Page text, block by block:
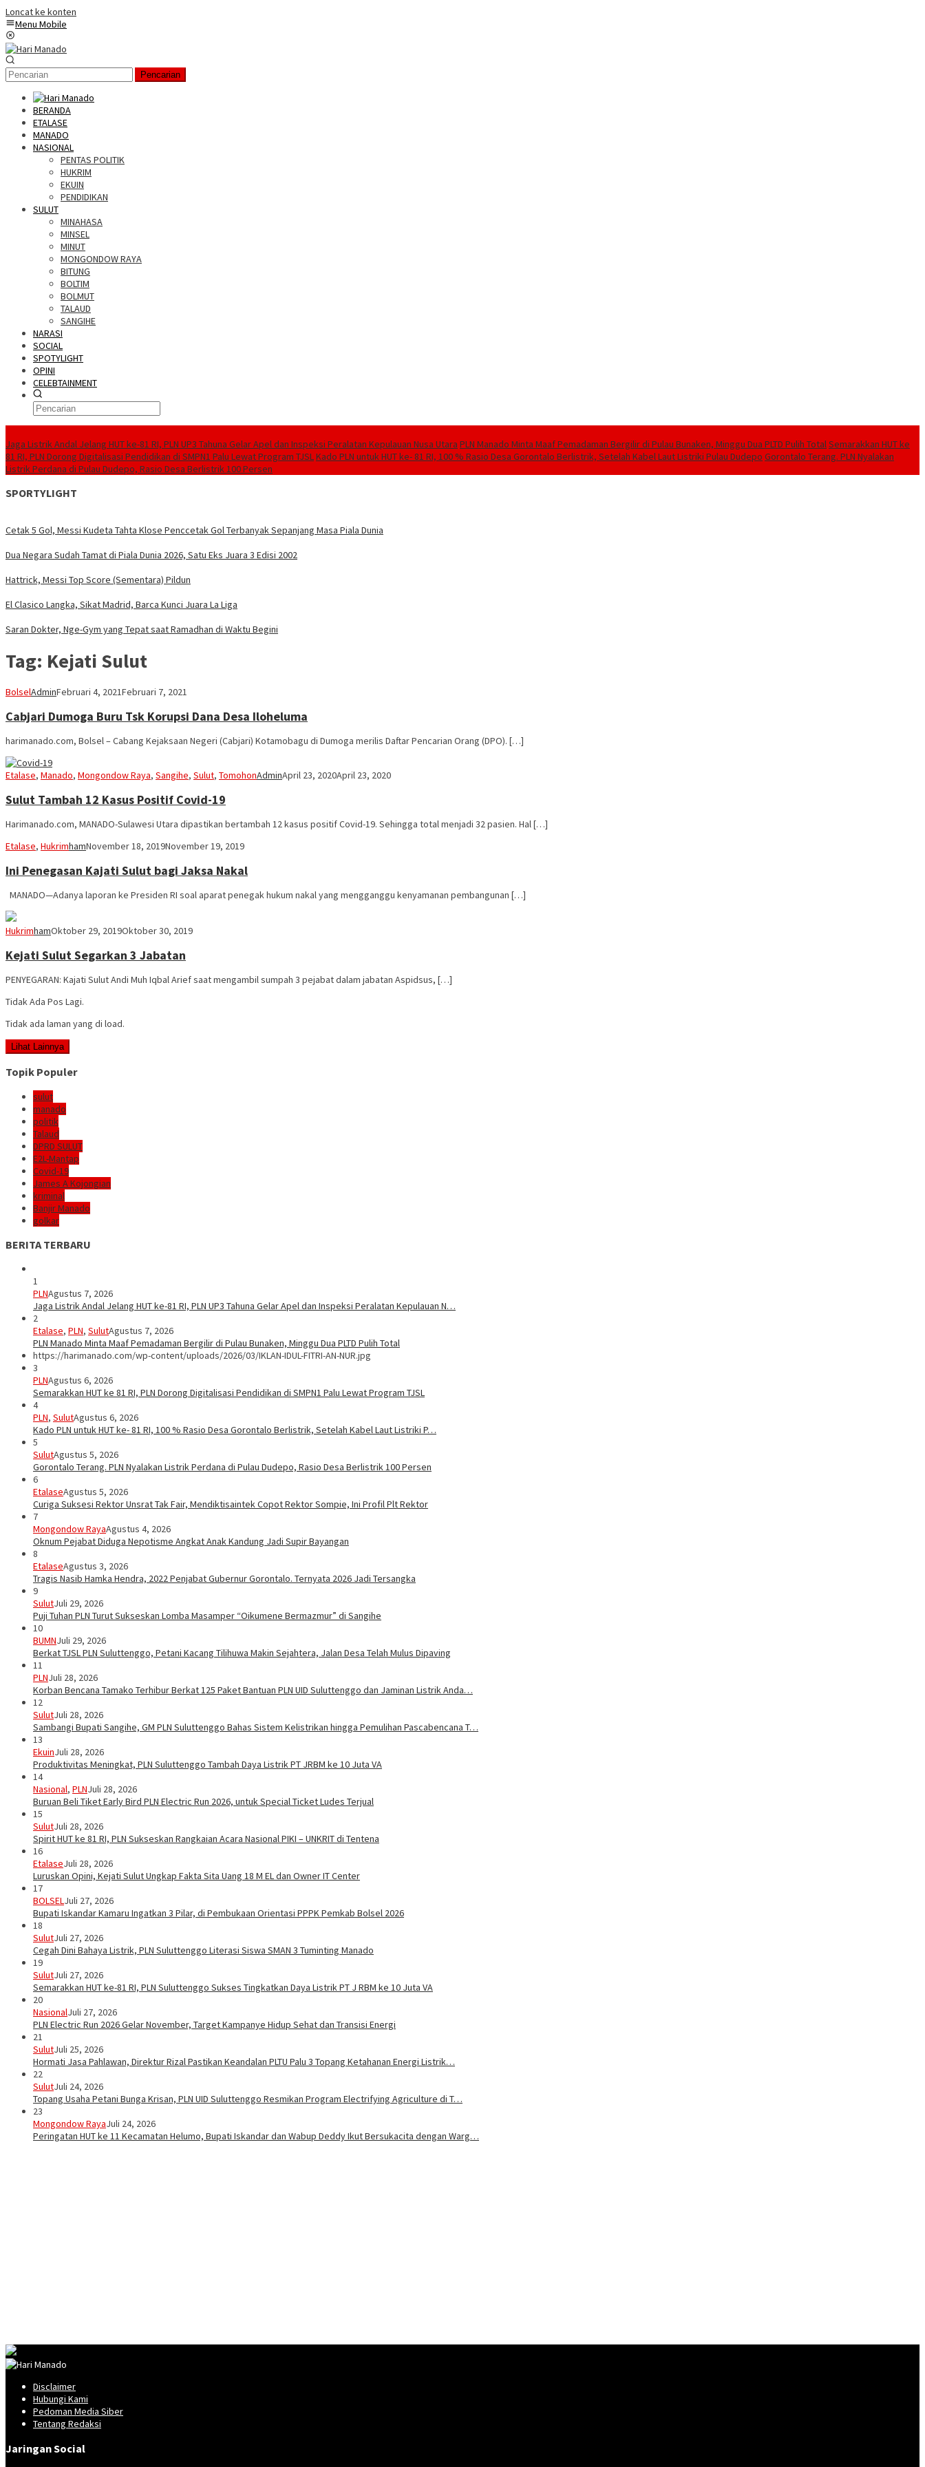
Loncat ke konten
Menu Mobile
Pencarian
BERANDA
ETALASE
MANADO
NASIONAL
PENTAS POLITIK
HUKRIM
EKUIN
PENDIDIKAN
SULUT
MINAHASA
MINSEL
MINUT
MONGONDOW RAYA
BITUNG
BOLTIM
BOLMUT
TALAUD
SANGIHE
NARASI
SOCIAL
SPOTYLIGHT
OPINI
CELEBTAINMENT
Jaga Listrik Andal Jelang HUT ke-81 RI, PLN UP3 Tahuna Gelar Apel dan Inspeksi Peralatan Kepulauan Nusa Utara PLN Manado Minta Maaf Pemadaman Bergilir di Pulau Bunaken, Minggu Dua PLTD Pulih TotalSemarakkan HUT ke
81 RI, PLN Dorong Digitalisasi Pendidikan di SMPN1 Palu Lewat Program TJSLKado PLN untuk HUT ke- 81 RI, 100 % Rasio Desa Gorontalo Berlistrik, Setelah Kabel Laut Listriki Pulau Dudepo Gorontalo Terang. PLN Nyalakan
Listrik Perdana di Pulau Dudepo, Rasio Desa Berlistrik 100 Persen
SPORTYLIGHT
Cetak 5 Gol, Messi Kudeta Tahta Klose Penccetak Gol Terbanyak Sepanjang Masa Piala Dunia
Dua Negara Sudah Tamat di Piala Dunia 2026, Satu Eks Juara 3 Edisi 2002
Hattrick, Messi Top Score (Sementara) Pildun
El Clasico Langka, Sikat Madrid, Barca Kunci Juara La Liga
Saran Dokter, Nge-Gym yang Tepat saat Ramadhan di Waktu Begini
Tag: Kejati Sulut
BolselAdminFebruari 4, 2021Februari 7, 2021
Cabjari Dumoga Buru Tsk Korupsi Dana Desa Iloheluma
harimanado.com, Bolsel – Cabang Kejaksaan Negeri (Cabjari) Kotamobagu di Dumoga merilis Daftar Pencarian Orang (DPO). […]
Etalase, Manado, Mongondow Raya, Sangihe, Sulut, TomohonAdminApril 23, 2020April 23, 2020
Sulut Tambah 12 Kasus Positif Covid-19
Harimanado.com, MANADO-Sulawesi Utara dipastikan bertambah 12 kasus positif Covid-19. Sehingga total menjadi 32 pasien. Hal […]
Etalase, HukrimhamNovember 18, 2019November 19, 2019
Ini Penegasan Kajati Sulut bagi Jaksa Nakal
MANADO—Adanya laporan ke Presiden RI soal aparat penegak hukum nakal yang mengganggu kenyamanan pembangunan […]
HukrimhamOktober 29, 2019Oktober 30, 2019
Kejati Sulut Segarkan 3 Jabatan
PENYEGARAN: Kajati Sulut Andi Muh Iqbal Arief saat mengambil sumpah 3 pejabat dalam jabatan Aspidsus, […]
Tidak Ada Pos Lagi.
Tidak ada laman yang di load.
Lihat Lainnya
Topik Populer
sulut
manado
politik
Talaud
DPRD SULUT
E2L-Mantap
Covid-19
James A Kojongian
kriminal
Banjir Manado
golkar
BERITA TERBARU
1
PLNAgustus 7, 2026
Jaga Listrik Andal Jelang HUT ke-81 RI, PLN UP3 Tahuna Gelar Apel dan Inspeksi Peralatan Kepulauan N…
2
Etalase, PLN, SulutAgustus 7, 2026
PLN Manado Minta Maaf Pemadaman Bergilir di Pulau Bunaken, Minggu Dua PLTD Pulih Total
https://harimanado.com/wp-content/uploads/2026/03/IKLAN-IDUL-FITRI-AN-NUR.jpg
3
PLNAgustus 6, 2026
Semarakkan HUT ke 81 RI, PLN Dorong Digitalisasi Pendidikan di SMPN1 Palu Lewat Program TJSL
4
PLN, SulutAgustus 6, 2026
Kado PLN untuk HUT ke- 81 RI, 100 % Rasio Desa Gorontalo Berlistrik, Setelah Kabel Laut Listriki P…
5
SulutAgustus 5, 2026
Gorontalo Terang. PLN Nyalakan Listrik Perdana di Pulau Dudepo, Rasio Desa Berlistrik 100 Persen
6
EtalaseAgustus 5, 2026
Curiga Suksesi Rektor Unsrat Tak Fair, Mendiktisaintek Copot Rektor Sompie, Ini Profil Plt Rektor
7
Mongondow RayaAgustus 4, 2026
Oknum Pejabat Diduga Nepotisme Angkat Anak Kandung Jadi Supir Bayangan
8
EtalaseAgustus 3, 2026
Tragis Nasib Hamka Hendra, 2022 Penjabat Gubernur Gorontalo. Ternyata 2026 Jadi Tersangka
9
SulutJuli 29, 2026
Puji Tuhan PLN Turut Sukseskan Lomba Masamper “Oikumene Bermazmur” di Sangihe
10
BUMNJuli 29, 2026
Berkat TJSL PLN Suluttenggo, Petani Kacang Tilihuwa Makin Sejahtera, Jalan Desa Telah Mulus Dipaving
11
PLNJuli 28, 2026
Korban Bencana Tamako Terhibur Berkat 125 Paket Bantuan PLN UID Suluttenggo dan Jaminan Listrik Anda…
12
SulutJuli 28, 2026
Sambangi Bupati Sangihe, GM PLN Suluttenggo Bahas Sistem Kelistrikan hingga Pemulihan Pascabencana T…
13
EkuinJuli 28, 2026
Produktivitas Meningkat, PLN Suluttenggo Tambah Daya Listrik PT JRBM ke 10 Juta VA
14
Nasional, PLNJuli 28, 2026
Buruan Beli Tiket Early Bird PLN Electric Run 2026, untuk Special Ticket Ludes Terjual
15
SulutJuli 28, 2026
Spirit HUT ke 81 RI, PLN Sukseskan Rangkaian Acara Nasional PIKI – UNKRIT di Tentena
16
EtalaseJuli 28, 2026
Luruskan Opini, Kejati Sulut Ungkap Fakta Sita Uang 18 M EL dan Owner IT Center
17
BOLSELJuli 27, 2026
Bupati Iskandar Kamaru Ingatkan 3 Pilar, di Pembukaan Orientasi PPPK Pemkab Bolsel 2026
18
SulutJuli 27, 2026
Cegah Dini Bahaya Listrik, PLN Suluttenggo Literasi Siswa SMAN 3 Tuminting Manado
19
SulutJuli 27, 2026
Semarakkan HUT ke-81 RI, PLN Suluttenggo Sukses Tingkatkan Daya Listrik PT J RBM ke 10 Juta VA
20
NasionalJuli 27, 2026
PLN Electric Run 2026 Gelar November, Target Kampanye Hidup Sehat dan Transisi Energi
21
SulutJuli 25, 2026
Hormati Jasa Pahlawan, Direktur Rizal Pastikan Keandalan PLTU Palu 3 Topang Ketahanan Energi Listrik…
22
SulutJuli 24, 2026
Topang Usaha Petani Bunga Krisan, PLN UID Suluttenggo Resmikan Program Electrifying Agriculture di T…
23
Mongondow RayaJuli 24, 2026
Peringatan HUT ke 11 Kecamatan Helumo, Bupati Iskandar dan Wabup Deddy Ikut Bersukacita dengan Warg…
Disclaimer
Hubungi Kami
Pedoman Media Siber
Tentang Redaksi
Jaringan Social